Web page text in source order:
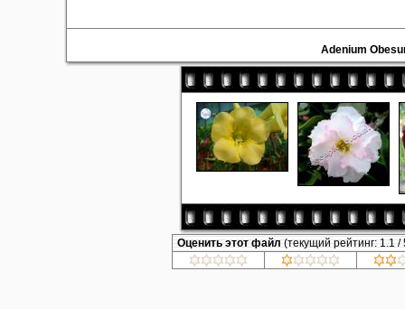
Adenium
Оценить этот файл (текущий рейтинг: 1.1 /